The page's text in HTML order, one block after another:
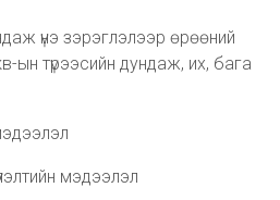
үнэ зэрэглэлээр өрөөний
ын түрээсийн дундаж, их, бага
мэдээлэл